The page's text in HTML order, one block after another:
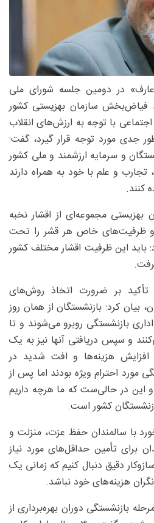
در دومین جلسه شورای ملی
فیاض‌بخش سازمان بهزیستی کشور
اجتماعی با توجه به ارزش‌های انقلاب
جدی مورد توجه قرار گیرد، گفت:
و سرمایه ارزشمند و ملی کشور
و علم با خود به همراه دارند
کنند.
بهزیستی مجموعه‌ای از اقشار نخبه
و ظرفیت‌های خاص هر قشر را تحت
باید این ظرفیت اقشار مختلف کشور
تأکید بر ضرورت اتخاذ روش‌های
بیان کرد: بازنشستگان از همان روز
بازنشستگی روبرو می‌شوند و تا
و سپس دریافتی آنها نیز به یک
هزینه‌ها و افت شدید در
مورد احترام ویژه بودند اما پس از
این در حالی‌ست که ما هرچه داریم
کشور است.
با سالمندان حفظ عزت، منزلت و
برای تأمین حداقل‌های مورد نیاز
دقیق دنبال کنیم که زمانی یک
هزینه‌های خود نباشد.
بازنشستگی دوران بهره‌برداری از